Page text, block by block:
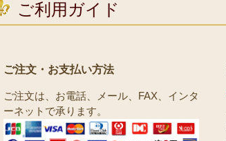
ご利用ガイド
ご注文・お支払い方法
ご注文は、お電話、メール、FAX、インタ
ーネットで承ります。